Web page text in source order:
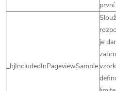
_hjIncludedInPageviewSample
je